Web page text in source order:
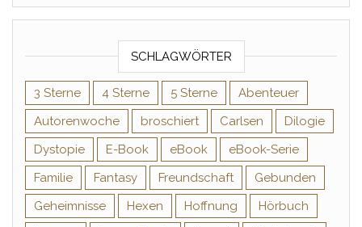
SCHLAGWÖRTER
3 Sterne 4 Sterne 5 Sterne
Abenteuer
Autorenwoche
broschiert Carlsen
Dilogie
Dystopie
E-Book eBook
eBook-Serie
Familie
Fantasy Freundschaft
Gebunden
Geheimnisse
Hexen Hoffnung
Hörbuch